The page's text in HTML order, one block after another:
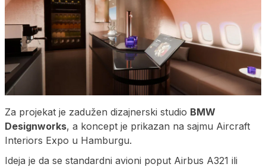
Za projekat je zadužen dizajnerski studio BMW
Designworks, a koncept je prikazan na sajmu Aircraft
Interiors Expo u Hamburgu.
Ideja je da se standardni avioni poput Airbus A321 ili